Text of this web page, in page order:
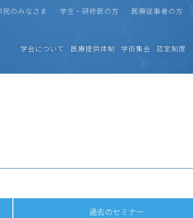
民のみなさま 学生・研修医の方 医療従事者の方
学会について 医療提供体制 学術集会 認定制度
過去のセミナー